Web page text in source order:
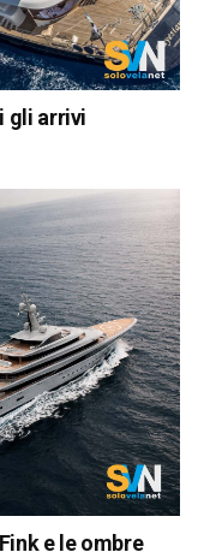
gli arrivi
e le ombre